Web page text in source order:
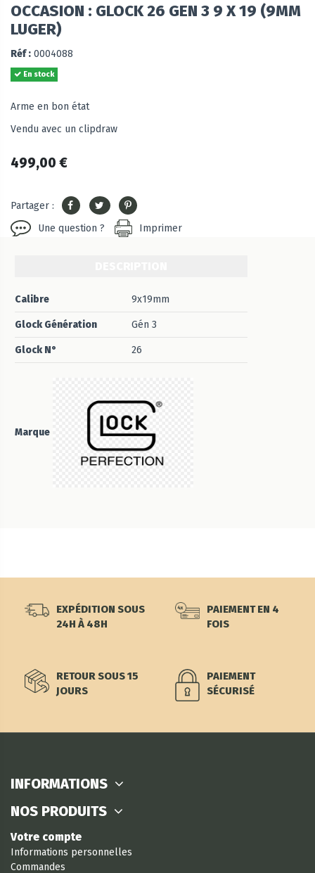
OCCASION : GLOCK 26 GEN 3 9 X 19 (9MM
LUGER)
Réf : 0004088
En stock
Arme en bon état
Vendu avec un clipdraw
499,00 €
Partager :
Une question ?
Imprimer
Calibre 9x19mm
Glock Génération Gén 3
Glock N° 26
Marque
EXPÉDITION SOUS
24H À 48H
PAIEMENT EN 4
FOIS
RETOUR SOUS 15
JOURS
PAIEMENT
SÉCURISÉ
INFORMATIONS
NOS PRODUITS
Votre compte
Informations personnelles
Commandes